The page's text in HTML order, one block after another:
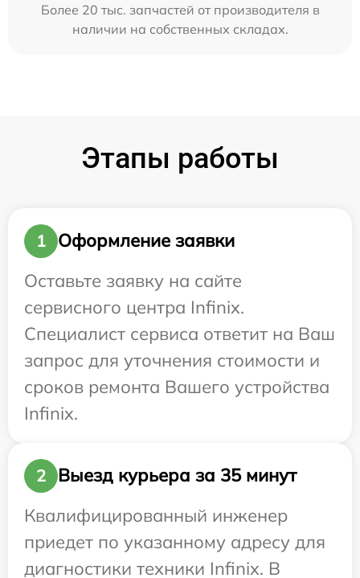
Более 20 тыс. запчастей от производителя в
наличии на собственных складах.
Этапы работы
1
Оформление заявки
Оставьте заявку на сайте
сервисного центра Infinix.
Специалист сервиса ответит на Ваш
запрос для уточнения стоимости и
сроков ремонта Вашего устройства
Infinix.
2
Выезд курьера за 35 минут
Квалифицированный инженер
приедет по указанному адресу для
диагностики техники Infinix. В